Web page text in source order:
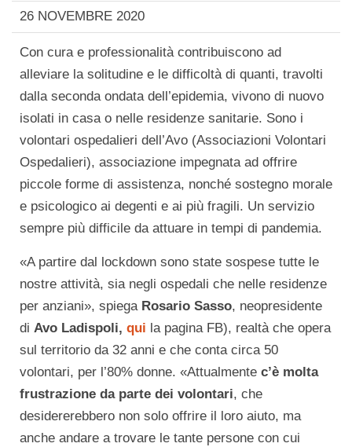
26 NOVEMBRE 2020
Con cura e professionalità contribuiscono ad
alleviare la solitudine e le difficoltà di quanti, travolti
dalla seconda ondata dell’epidemia, vivono di nuovo
isolati in casa o nelle residenze sanitarie. Sono i
volontari ospedalieri dell’Avo (Associazioni Volontari
Ospedalieri), associazione impegnata ad offrire
piccole forme di assistenza, nonché sostegno morale
e psicologico ai degenti e ai più fragili. Un servizio
sempre più difficile da attuare in tempi di pandemia.
«A partire dal lockdown sono state sospese tutte le
nostre attività, sia negli ospedali che nelle residenze
per anziani», spiega Rosario Sasso, neopresidente
di Avo Ladispoli, qui la pagina FB), realtà che opera
sul territorio da 32 anni e che conta circa 50
volontari, per l’80% donne. «Attualmente c’è molta
frustrazione da parte dei volontari, che
desidererebbero non solo offrire il loro aiuto, ma
anche andare a trovare le tante persone con cui